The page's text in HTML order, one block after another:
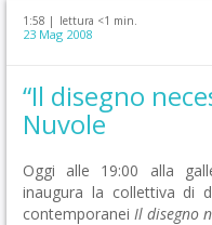
1:58 | lettura <1 min.
23 Mag 2008
“Il disegno
Nuvole
Oggi alle 19:00 alla
inaugura la collettiva di
contemporanei Il disegno